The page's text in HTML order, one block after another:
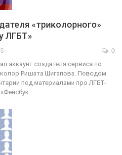
«триколорного»
ЛГБТ»
0
аккаунт создателя сервиса по
Ришата Шигапова. Поводом
под материалами про ЛГБТ-